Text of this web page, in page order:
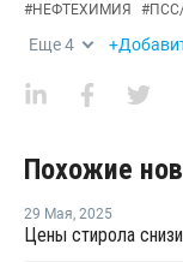
#НЕФТЕХИМИЯ #
Еще4
Похожие
29 Мая, 2025
Цены стирола